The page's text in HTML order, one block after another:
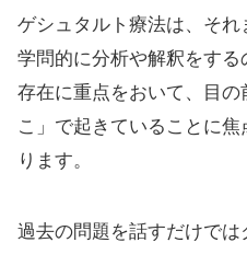
ゲシュタルト療法は、それ
学問的に分析や解釈をす
存在に重点をおいて、目
こ」で起きていることに
ります。
過去の問題を話すだけで